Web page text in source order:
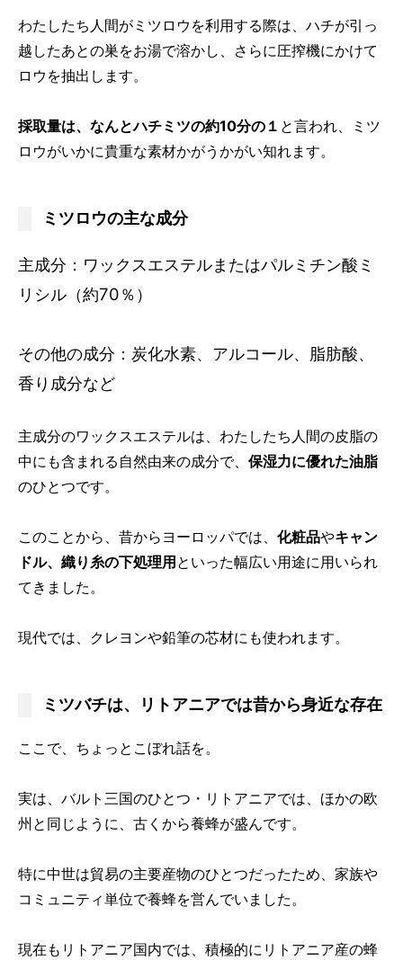
わたしたち人間がミツロウを利用する際は、ハチが引っ
越したあとの巣をお湯で溶かし、さらに圧搾機にかけて
ロウを抽出します。
採取量は、なんとハチミツの約10分の１ と言われ、ミツ
ロウがいかに貴重な素材かがうかがい知れます。
ミツロウの主な成分
主成分：ワックスエステルまたはパルミチン酸ミ
リシル（約70％）
その他の成分：炭化水素、アルコール、脂肪酸、
香り成分など
主成分のワックスエステルは、わたしたち人間の皮脂の
中にも含まれる自然由来の成分で、 保湿力に優れた油脂
のひとつです。
このことから、昔からヨーロッパでは、 化粧品やキャン
ドル、織り糸の下処理用といった幅広い用途に用いられ
てきました。
現代では、クレヨンや鉛筆の芯材にも使われます。
ミツバチは、リトアニアでは昔から身近な存在
ここで、ちょっとこぼれ話を。
実は、バルト三国のひとつ・リトアニアでは、ほかの欧
州と同じように、古くから養蜂が盛んです。
特に中世は貿易の主要産物のひとつだったため、家族や
コミュニティ単位で養蜂を営んでいました。
現在もリトアニア国内では、積極的にリトアニア産の蜂